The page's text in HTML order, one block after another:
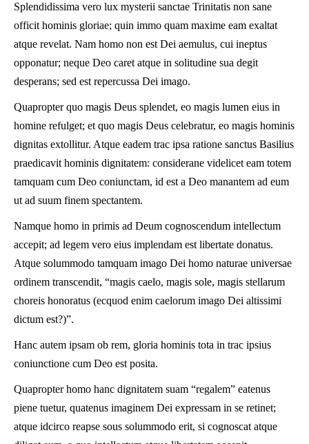
Splendidissima vero lux mysterii sanctae Trinitatis non sane
officit hominis gloriae; quin immo quam maxime eam exaltat
atque revelat. Nam homo non est Dei aemulus, cui ineptus
opponatur; neque Deo caret atque in solitudine sua degit
desperans; sed est repercussa Dei imago.
Quapropter quo magis Deus splendet, eo magis lumen eius in
homine refulget; et quo magis Deus celebratur, eo magis hominis
dignitas extollitur. Atque eadem trac ipsa ratione sanctus Basilius
praedicavit hominis dignitatem: considerane videlicet eam totem
tamquam cum Deo coniunctam, id est a Deo manantem ad eum
ut ad suum finem spectantem.
Namque homo in primis ad Deum cognoscendum intellectum
accepit; ad legem vero eius implendam est libertate donatus.
Atque solummodo tamquam imago Dei homo naturae universae
ordinem transcendit, “magis caelo, magis sole, magis stellarum
choreis honoratus (ecquod enim caelorum imago Dei altissimi
dictum est?)”.
Hanc autem ipsam ob rem, gloria hominis tota in trac ipsius
coniunctione cum Deo est posita.
Quapropter homo hanc dignitatem suam “regalem” eatenus
piene tuetur, quatenus imaginem Dei expressam in se retinet;
atque idcirco reapse sous solummodo erit, si cognoscat atque